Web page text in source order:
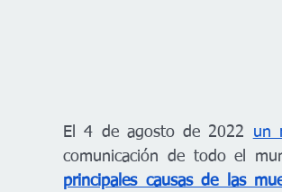
El 4 de agosto de 2022 un
comunicación de todo el
principales causas de las